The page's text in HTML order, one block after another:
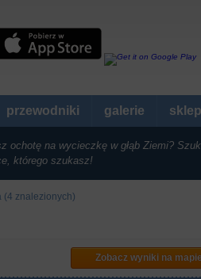
przewodniki galerie sklep
ochotę na wycieczkę w głąb Ziemi?
którego szukasz!
(4 znalezionych)
Zobacz wyniki na